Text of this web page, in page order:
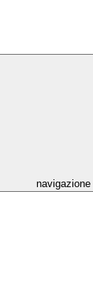
navigazione